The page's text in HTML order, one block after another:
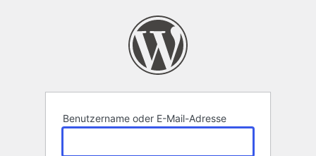
Benutzername oder E-Mail-Adresse